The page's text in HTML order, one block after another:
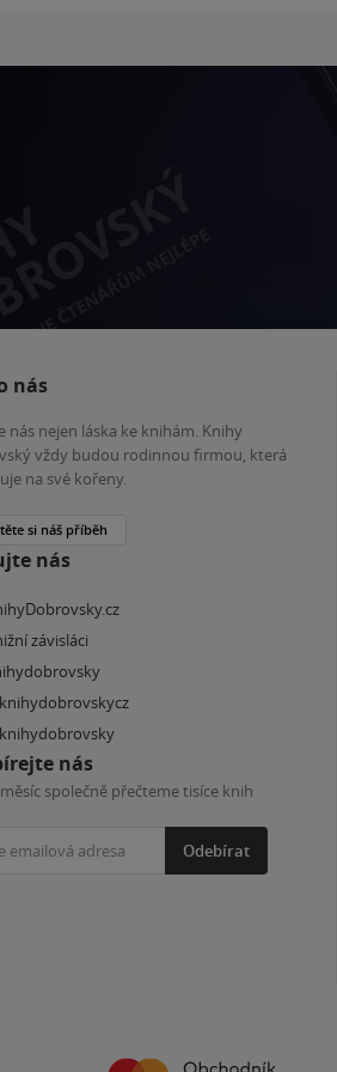
nás
nás nejen láska ke knihám. Knihy
vždy budou rodinnou firmou, která
na své kořeny.
si náš příběh
nás
závisláci
nás
společně přečteme tisíce knih
Odebírat